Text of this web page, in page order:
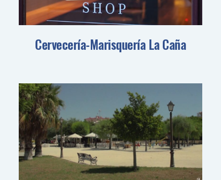
Cervecería-Marisquería La Caña